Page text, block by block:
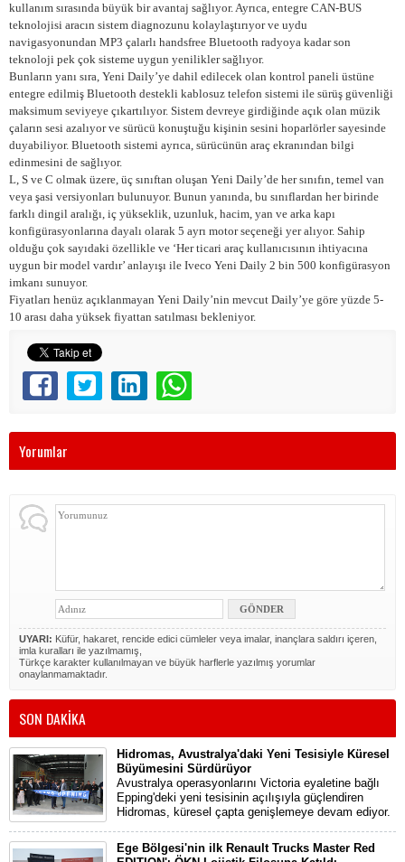
kullanım sırasında büyük bir avantaj sağlıyor. Ayrıca, entegre CAN-BUS
teknolojisi aracın sistem diagnozunu kolaylaştırıyor ve uydu
navigasyonundan MP3 çalarlı handsfree Bluetooth radyoya kadar son
teknoloji pek çok sisteme uygun yenilikler sağlıyor.
Bunların yanı sıra, Yeni Daily’ye dahil edilecek olan kontrol paneli üstüne
entegre edilmiş Bluetooth destekli kablosuz telefon sistemi ile sürüş güvenliği
maksimum seviyeye çıkartılıyor. Sistem devreye girdiğinde açık olan müzik
çaların sesi azalıyor ve sürücü konuştuğu kişinin sesini hoparlörler sayesinde
duyabiliyor. Bluetooth sistemi ayrıca, sürücünün araç ekranından bilgi
edinmesini de sağlıyor.
L, S ve C olmak üzere, üç sınıftan oluşan Yeni Daily’de her sınıfın, temel van
veya şasi versiyonları bulunuyor. Bunun yanında, bu sınıflardan her birinde
farklı dingil aralığı, iç yükseklik, uzunluk, hacim, yan ve arka kapı
konfigürasyonlarına dayalı olarak 5 ayrı motor seçeneği yer alıyor. Sahip
olduğu çok sayıdaki özellikle ve ‘Her ticari araç kullanıcısının ihtiyacına
uygun bir model vardır’ anlayışı ile Iveco Yeni Daily 2 bin 500 konfigürasyon
imkanı sunuyor.
Fiyatları henüz açıklanmayan Yeni Daily’nin mevcut Daily’ye göre yüzde 5-
10 arası daha yüksek fiyattan satılması bekleniyor.
Yorumlar
UYARI: Küfür, hakaret, rencide edici cümleler veya imalar, inançlara saldırı içeren,
imla kuralları ile yazılmamış,
Türkçe karakter kullanılmayan ve büyük harflerle yazılmış yorumlar
onaylanmamaktadır.
SON DAKİKA
Hidromas, Avustralya'daki Yeni Tesisiyle Küresel
Büyümesini Sürdürüyor
Avustralya operasyonlarını Victoria eyaletine bağlı
Epping'deki yeni tesisinin açılışıyla güçlendiren
Hidromas, küresel çapta genişlemeye devam ediyor.
Ege Bölgesi'nin ilk Renault Trucks Master Red